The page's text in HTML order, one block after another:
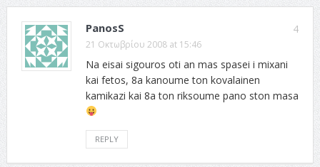
4
PanosS
21 Οκτωβρίου 2008 at 15:46
Na eisai sigouros oti an mas spasei i mixani
kai fetos, 8a kanoume ton kovalainen
kamikazi kai 8a ton riksoume pano ston masa
REPLY